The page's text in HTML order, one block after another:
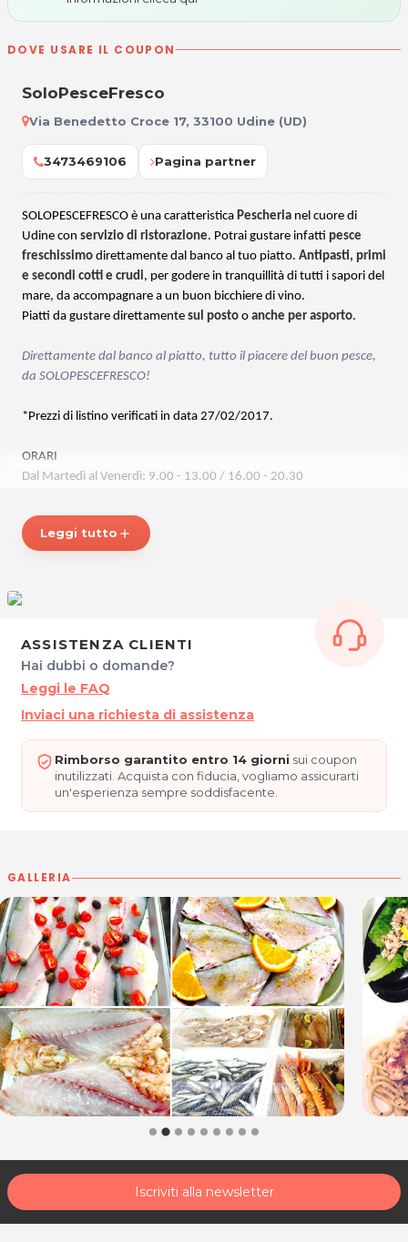
DOVE USARE IL COUPON
SoloPesceFresco
Via Benedetto Croce 17, 33100 Udine (UD)
3473469106 Pagina partner
SOLOPESCEFRESCO è una caratteristica Pescheria nel cuore di
Udine con servizio di ristorazione. Potrai gustare infatti pesce
freschissimo direttamente dal banco al tuo piatto. Antipasti, primi
e secondi cotti e crudi, per godere in tranquillità di tutti i sapori del
mare, da accompagnare a un buon bicchiere di vino.
Piatti da gustare direttamente sul posto o anche per asporto.
Direttamente dal banco al piatto, tutto il piacere del buon pesce,
da SOLOPESCEFRESCO!
*Prezzi di listino verificati in data 27/02/2017.
ORARI
Dal Martedì al Venerdì: 9.00 - 13.00 / 16.00 - 20.30
SOLOPESCEFRESCO
P.IVA 02791090307
scrivi aposta@espevia.it
Leggi tutto add
ASSISTENZA CLIENTI
Hai dubbi o domande?
Leggi le FAQ
Inviaci una richiesta di assistenza
Rimborso garantito entro 14 giorni sui coupon
inutilizzati. Acquista con fiducia, vogliamo assicurarti
un'esperienza sempre soddisfacente.
GALLERIA
Iscriviti alla newsletter